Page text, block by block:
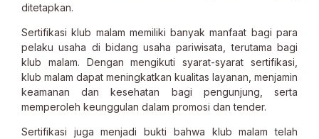
ditetapkan.
Sertifikasi klub malam memiliki banyak manfaat bagi para
pelaku usaha di bidang usaha pariwisata, terutama bagi
klub malam. Dengan mengikuti syarat-syarat sertifikasi,
klub malam dapat meningkatkan kualitas layanan, menjamin
keamanan dan kesehatan bagi pengunjung, serta
memperoleh keunggulan dalam promosi dan tender.
Sertifikasi juga menjadi bukti bahwa klub malam telah